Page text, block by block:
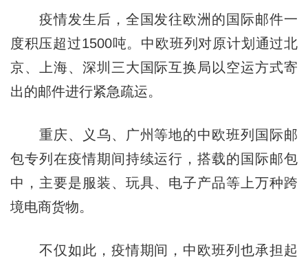
疫情发生后，全国发往欧洲的国际邮件一
度积压超过1500吨。中欧班列对原计划通过北
京、上海、深圳三大国际互换局以空运方式寄
出的邮件进行紧急疏运。
重庆、义乌、广州等地的中欧班列国际邮
包专列在疫情期间持续运行，搭载的国际邮包
中，主要是服装、玩具、电子产品等上万种跨
境电商货物。
不仅如此，疫情期间，中欧班列也承担起